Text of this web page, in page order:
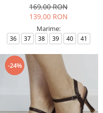
169,00 RON
139,00 RON
Marime:
36 37 38 39 40 41
-24%